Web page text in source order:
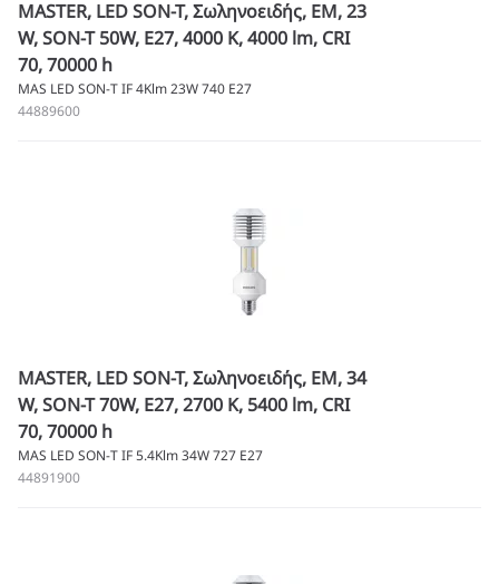
MASTER, LED SON-T, Σωληνοειδής, EM, 23
W, SON-T 50W, E27, 4000 K, 4000 lm, CRI
70, 70000 h
MAS LED SON-T IF 4Klm 23W 740 E27
44889600
MASTER, LED SON-T, Σωληνοειδής, EM, 34
W, SON-T 70W, E27, 2700 K, 5400 lm, CRI
70, 70000 h
MAS LED SON-T IF 5.4Klm 34W 727 E27
44891900